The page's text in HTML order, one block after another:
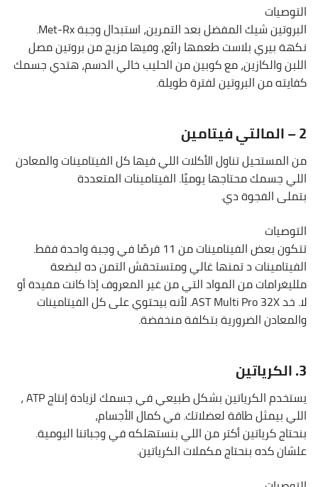
التوصيات
البروتين شيك المفضل بعد التمرين، استبدال وجبة Met-Rx.
نكهة بيري بلاست طعمها رائع، وفيها مزيج من بروتين مصل
اللبن والكازين، مع كوبين من الحليب خالي الدسم، هتدي جسمك
كفايته من البروتين لفترة طويلة.
2 – المالتي فيتامين
من المستحيل تناول الأكلات اللي فيها كل الفيتامينات والمعادن
اللي جسمك محتاجها يوميًا. الفيتامينات المتعددة
بتملى الفجوة دي.
التوصيات
تتكون بعض الفيتامينات من 11 قرصًا في وجبة واحدة فقط.
الفيتامينات د تمنها غالي ومتستحقش التمن ده لبضعة
ملليغرامات من المواد التي من غير المعروف إذا كانت مفيدة أو
لا. خد AST Multi Pro 32X. لأنه بيحتوي على كل الفيتامينات
والمعادن الضرورية بتكلفة منخفضة.
3. الكرياتين
يستخدم الكرياتين بشكل طبيعي في جسمك لزيادة إنتاج ATP ،
اللي بيمثل طاقة لعضلاتك. في كمال الأجسام،
بنحتاج كرياتين أكتر من اللي بنستهلكه في وجباتنا اليومية.
علشان كده بنحتاج مكملات الكرياتين.